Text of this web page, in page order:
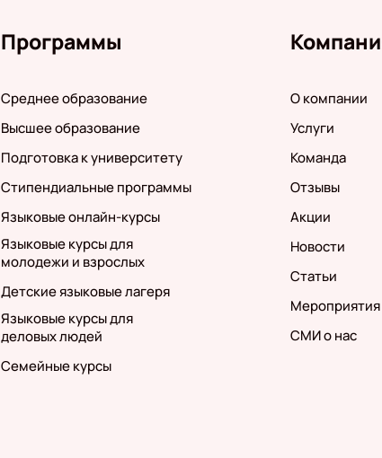
Программы
Среднее образование
Высшее образование
Подготовка к университету
Стипендиальные программы
Языковые онлайн-курсы
Языковые курсы для
молодежи и взрослых
Детские языковые лагеря
Языковые курсы для
деловых людей
Семейные курсы
О компании
Услуги
Команда
Отзывы
Акции
Новости
Статьи
Мероприятия
СМИ о нас